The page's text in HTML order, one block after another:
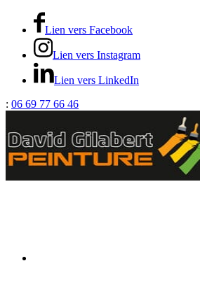
Lien vers Facebook
Lien vers Instagram
Lien vers LinkedIn
: 06 69 77 66 46